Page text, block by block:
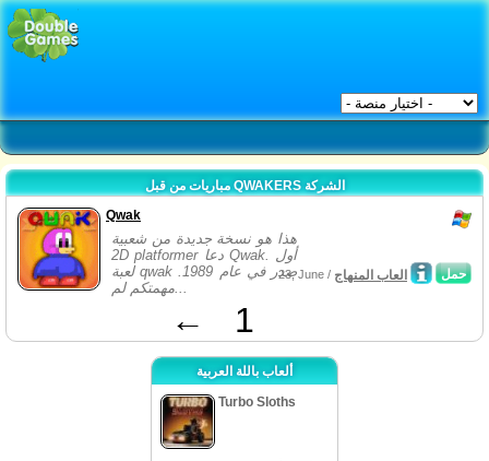
مباريات من قبل QWAKERS الشركة
Qwak
هذا هو نسخة جديدة من شعبية
2D platformer دعا Qwak. أول
لعبة qwak صدر في عام 1989.
مهمتكم لم...
حمل 23, June / العاب المنهاج
← 1
ألعاب باللة العربية
Turbo Sloths